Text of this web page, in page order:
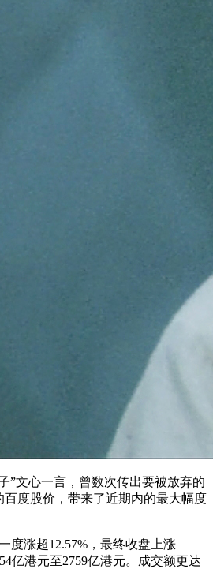
”文心一言，曾数次传出要被放弃的
度股价，带来了近期内的最大幅度
度涨超12.57%，最终收盘上涨
亿港元至2759亿港元。成交额更达